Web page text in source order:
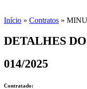
Início » Contratos »
DETALHES
014/2025
Contratado: